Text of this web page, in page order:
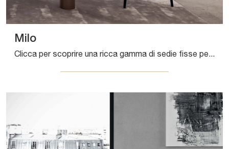
Milo
Clicca per scoprire una ricca gamma di sedie fisse per stanze design: il modello Milo di Presotto ti attende!